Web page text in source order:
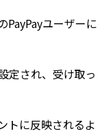
PayPayユーザーに
定され、受け取っ
トに反映されるよ